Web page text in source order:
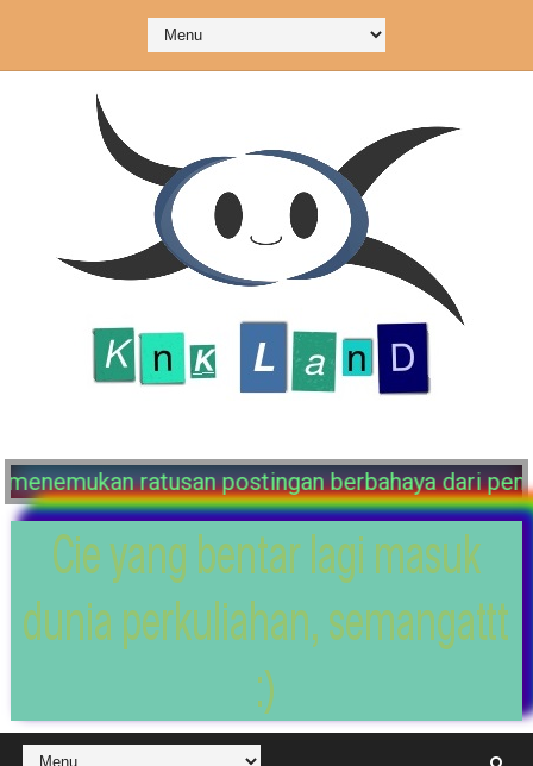
Disini kalian bisa menemukan ratusan
Cie yang bentar lagi masuk
dunia perkuliahan, semangattt
:)